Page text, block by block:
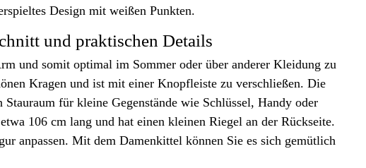
Design mit weißen Punkten.
und praktischen Details
und somit optimal im Sommer oder über anderer Kleidung zu
Kragen und ist mit einer Knopfleiste zu verschließen. Die
Stauraum für kleine Gegenstände wie Schlüssel, Handy oder
106 cm lang und hat einen kleinen Riegel an der Rückseite.
anpassen. Mit dem Damenkittel können Sie es sich gemütlich